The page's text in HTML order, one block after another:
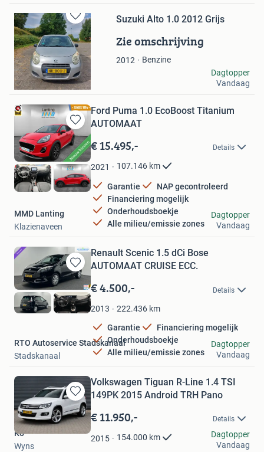
Bewaren
in
Mijn
Favorieten
Suzuki Alto 1.0 2012 Grijs
Zie omschrijving
2012
Benzine
ser
Maastricht
Dagtopper
Vandaag
Bewaren
in
Mijn
Favorieten
Ford Puma 1.0 EcoBoost Titanium
AUTOMAAT
€ 15.495,- Details
2021 107.146 km
Garantie
NAP gecontroleerd
Financiering mogelijk
Onderhoudsboekje
Alle milieu/emissie zones
MMD Lanting
Klazienaveen
Dagtopper
Vandaag
Bewaren
in
Mijn
Favorieten
Renault Scenic 1.5 dCi Bose
AUTOMAAT CRUISE ECC.
€ 4.500,- Details
2013 222.436 km
Garantie
Financiering mogelijk
Onderhoudsboekje
Alle milieu/emissie zones
RTO Autoservice Stadskanaal
Stadskanaal
Dagtopper
Vandaag
Bewaren
in
Mijn
Favorieten
Volkswagen Tiguan R-Line 1.4 TSI
149PK 2015 Android TRH Pano
€ 11.950,- Details
2015 154.000 km
Ko
Wyns
Dagtopper
Vandaag